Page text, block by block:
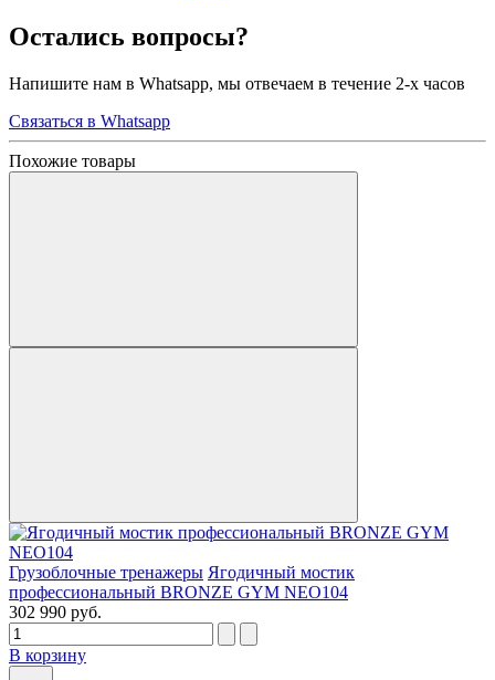
Остались вопросы?
Напишите нам в Whatsapp, мы отвечаем в течение 2-х часов
Связаться в Whatsapp
Похожие товары
Грузоблочные тренажеры Ягодичный мостик
профессиональный BRONZE GYM NEO104
302 990 руб.
В корзину